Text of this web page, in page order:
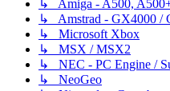
↳ Amiga - A500,
↳ Amstrad - GX4000 /
↳ Microsoft Xbox
↳ MSX / MSX2
↳ NEC - PC Engine /
↳ NeoGeo